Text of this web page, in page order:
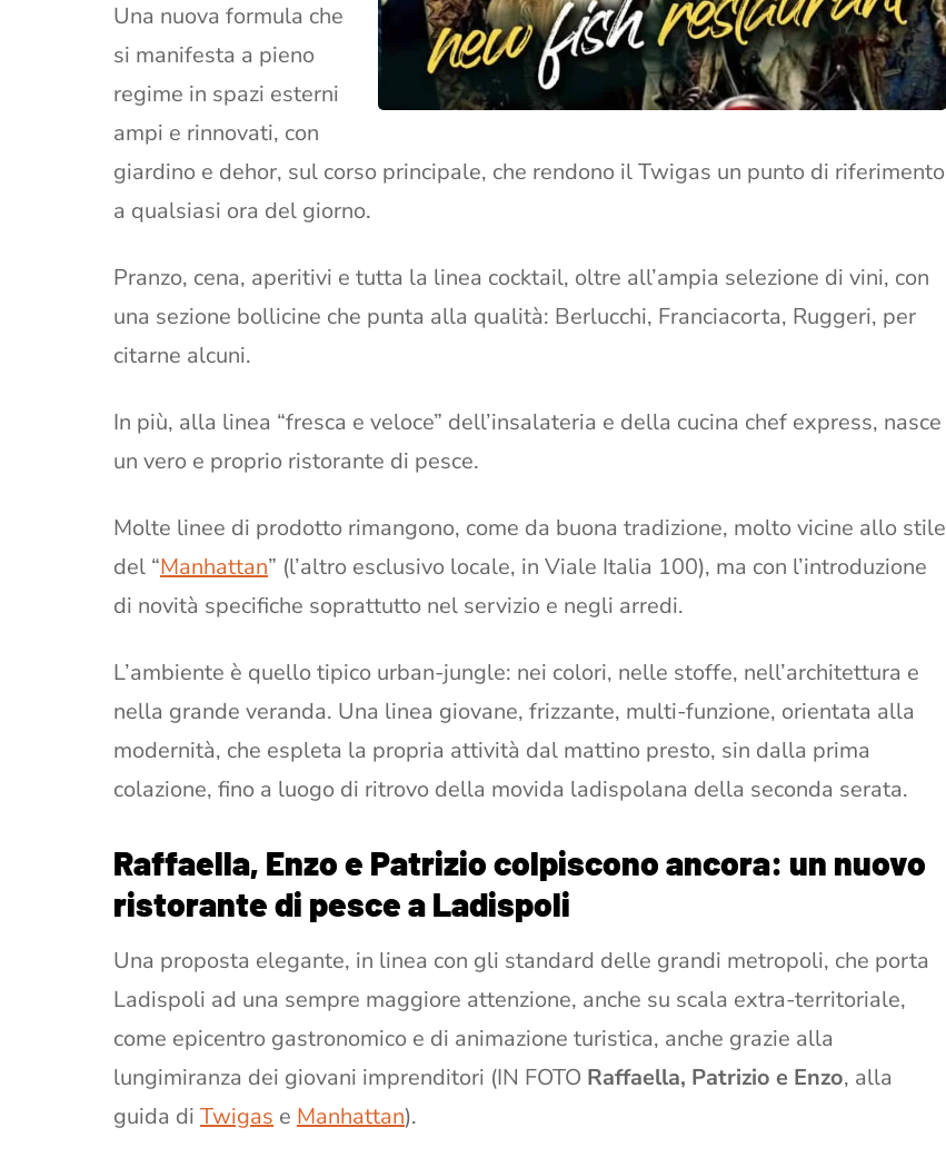
Una nuova formula che
si manifesta a pieno
regime in spazi esterni
ampi e rinnovati, con
giardino e dehor, sul corso principale, che rendono il Twigas un punto di riferimento
a qualsiasi ora del giorno.
Pranzo, cena, aperitivi e tutta la linea cocktail, oltre all’ampia selezione di vini, con
una sezione bollicine che punta alla qualità: Berlucchi, Franciacorta, Ruggeri, per
citarne alcuni.
In più, alla linea “fresca e veloce” dell’insalateria e della cucina chef express, nasce
un vero e proprio ristorante di pesce.
Molte linee di prodotto rimangono, come da buona tradizione, molto vicine allo stile
del “Manhattan” (l’altro esclusivo locale, in Viale Italia 100), ma con l’introduzione
di novità specifiche soprattutto nel servizio e negli arredi.
L’ambiente è quello tipico urban-jungle: nei colori, nelle stoffe, nell’architettura e
nella grande veranda. Una linea giovane, frizzante, multi-funzione, orientata alla
modernità, che espleta la propria attività dal mattino presto, sin dalla prima
colazione, fino a luogo di ritrovo della movida ladispolana della seconda serata.
Raffaella, Enzo e Patrizio colpiscono ancora: un nuovo
ristorante di pesce a Ladispoli
Una proposta elegante, in linea con gli standard delle grandi metropoli, che porta
Ladispoli ad una sempre maggiore attenzione, anche su scala extra-territoriale,
come epicentro gastronomico e di animazione turistica, anche grazie alla
lungimiranza dei giovani imprenditori (IN FOTO Raffaella, Patrizio e Enzo, alla
guida di Twigas e Manhattan).